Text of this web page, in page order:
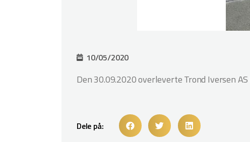
10/05/2020
Den 30.09.2020 overleverte Trond Iversen
Dele på: